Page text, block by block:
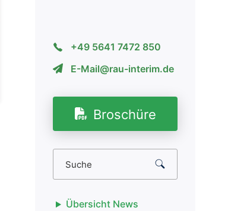
+49 5641 7472 850
E-Mail@rau-interim.de
Broschüre
Übersicht News